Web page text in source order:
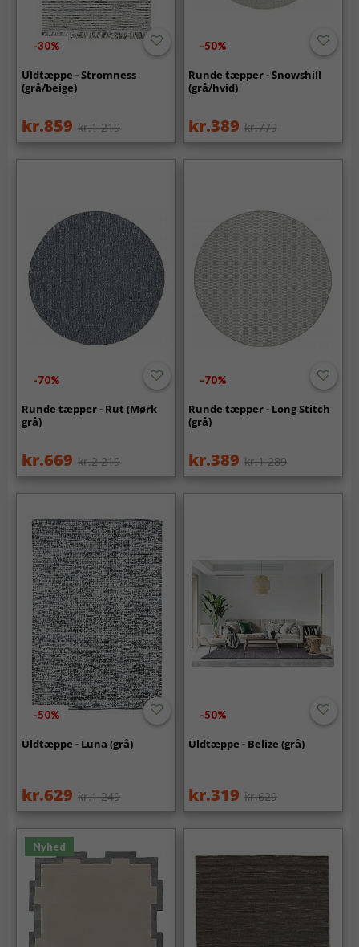
-30%
Uldtæppe - Stromness
(grå/beige)
kr.859 kr.1 219
-50%
Runde tæpper - Snowshill
(grå/hvid)
kr.389 kr.779
-70%
Runde tæpper - Rut (Mørk
grå)
kr.669 kr.2 219
-70%
Runde tæpper - Long Stitch
(grå)
kr.389 kr.1 289
-50%
Uldtæppe - Luna (grå)
kr.629 kr.1 249
-50%
Uldtæppe - Belize (grå)
kr.319 kr.629
Nyhed